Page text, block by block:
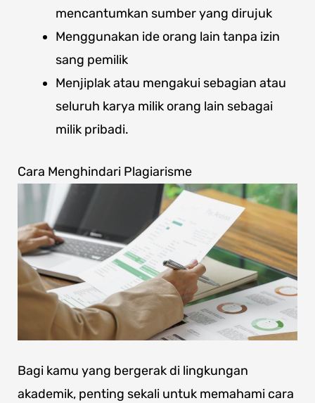
mencantumkan sumber yang dirujuk
Menggunakan ide orang lain tanpa izin
sang pemilik
Menjiplak atau mengakui sebagian atau
seluruh karya milik orang lain sebagai
milik pribadi.
Cara Menghindari Plagiarisme
Bagi kamu yang bergerak di lingkungan
akademik, penting sekali untuk memahami cara